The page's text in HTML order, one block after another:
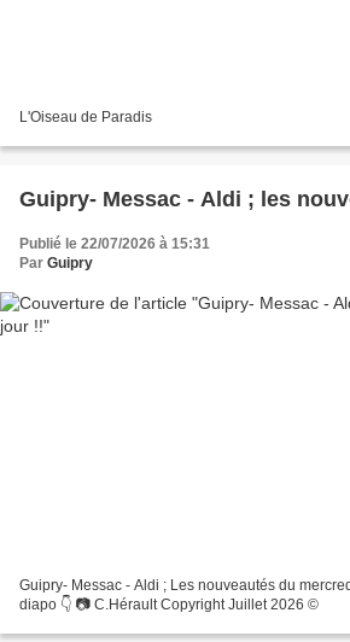
L'Oiseau de Paradis
Guipry- Messac - Aldi ; les
Publié le 22/07/2026 à 15:31
Par Guipry
Guipry- Messac - Aldi ; Les nouveautés du
diapo 👇 📷 C.Hérault Copyright Juillet 2026 ©